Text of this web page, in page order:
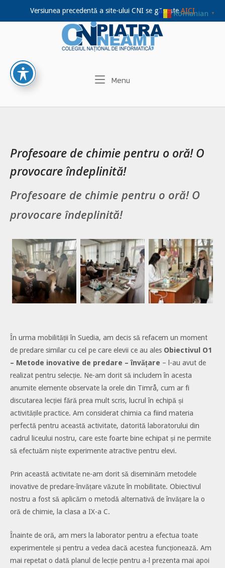
Versiunea precedentă a site-ului CNI se găseșteAICI
Home
Menu
Profesoare de chimie pentru o oră! O
provocare îndeplinită!
Profesoare de chimie pentru o oră! O
provocare îndeplinită!
În urma mobilității în Suedia, am decis să refacem un moment
de predare similar cu cel pe care elevii ce au ales Obiectivul O1
– Metode inovative de predare – învățare – l-au avut de
realizat pentru selecție. Ne-am dorit să includem în acesta
anumite elemente observate la orele din Timrå, cum ar fi
discutarea lecției fără prea mult scris, lucrul în echipă și
activitățile practice. Am considerat chimia ca fiind materia
perfectă pentru această activitate, datorită laboratorului din
cadrul liceului nostru, care este foarte bine echipat și ne permite
să efectuăm niște experimente atractive pentru elevi.
Prin această activitate ne-am dorit să diseminăm metodele
inovative de predare-învățare văzute în mobilitate. Obiectivul
nostru a fost să aplicăm o metodă alternativă de învățare la o
oră de chimie, la clasa a IX-a C.
Înainte de oră, am mers la laborator pentru a efectua toate
experimentele și pentru a vedea dacă acestea funcționează. Am
mai repetat o dată planul de lecție pentru a-l prezenta mai apoi
Romanian ▼